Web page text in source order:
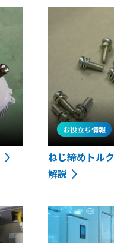
お役立ち情報
ねじ締めトル
解説